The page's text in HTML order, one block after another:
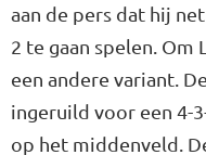
aan de pers dat hij
2 te gaan spelen. Om
een andere variant.
ingeruild voor een 4-
op het middenveld.